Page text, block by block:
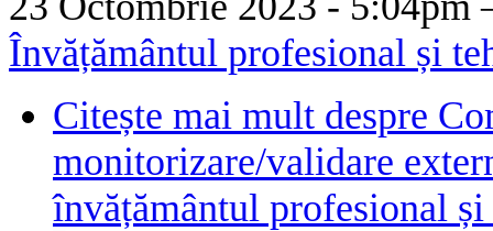
Învățământul profesional și
Citește mai mult despre
monitorizare/validare
învățământul profesional